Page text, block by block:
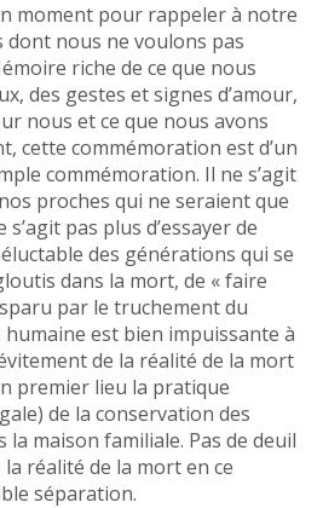
moment pour rappeler à notre
dont nous ne voulons pas
riche de ce que nous
des gestes et signes d’amour,
nous et ce que nous avons
cette commémoration est d’un
commémoration. Il ne s’agit
proches qui ne seraient que
pas plus d’essayer de
des générations qui se
dans la mort, de « faire
par le truchement du
est bien impuissante à
de la réalité de la mort
premier lieu la pratique
de la conservation des
maison familiale. Pas de deuil
réalité de la mort en ce
séparation.